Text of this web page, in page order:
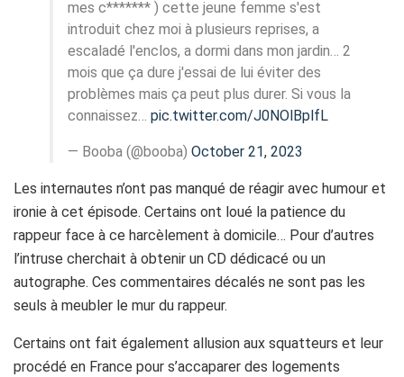
mes c******* ) cette jeune femme s'est
introduit chez moi à plusieurs reprises, a
escaladé l'enclos, a dormi dans mon jardin… 2
mois que ça dure j'essai de lui éviter des
problèmes mais ça peut plus durer. Si vous la
connaissez… pic.twitter.com/J0NOlBplfL
— Booba (@booba) October 21, 2023
Les internautes n’ont pas manqué de réagir avec humour et
ironie à cet épisode. Certains ont loué la patience du
rappeur face à ce harcèlement à domicile… Pour d’autres
l’intruse cherchait à obtenir un CD dédicacé ou un
autographe. Ces commentaires décalés ne sont pas les
seuls à meubler le mur du rappeur.
Certains ont fait également allusion aux squatteurs et leur
procédé en France pour s’accaparer des logements